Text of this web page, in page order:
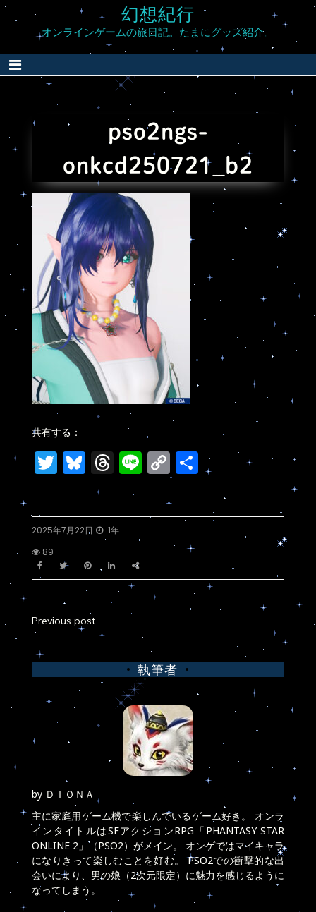
Skip
content
幻想紀行
オンラインゲームの旅日記。たまにグッズ紹介。
pso2ngs-
onkcd250721_b2
共有する：
Twitter
Bluesky
Threads
LineCopy
Link
共
2025年7月22日
1年
89
投
稿
ナ
ビ
ゲ
シ
ョ
ン
Previous post
執筆者
by ＤＩＯＮＡ
主に家庭用ゲーム機で楽しんでいるゲーム好き。 オンラ
インタイトルはSFアクションRPG「PHANTASY STAR
ONLINE 2」（PSO2）がメイン。 オンゲではマイキャラ
になりきって楽しむことを好む。 PSO2での衝撃的な出
会いにより、男の娘（2次元限定）に魅力を感じるように
なってしまう。